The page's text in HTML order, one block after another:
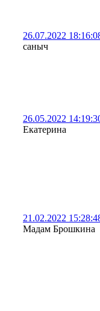
26.07.2022
саныч
26.05.2022
Екатерина
21.02.2022
Мадам Брошкина